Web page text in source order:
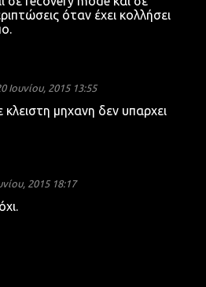
όταν έχει κολλήσει
Ιουνίου, 2015 13:55
μηχανη δεν υπαρχει
2015 18:17